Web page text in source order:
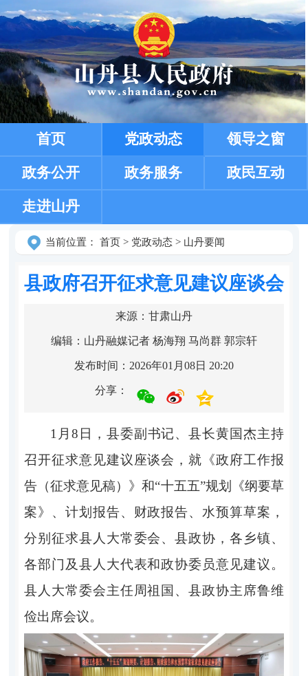
首页 党政动态 领导之窗
政务公开 政务服务 政民互动
走进山丹
当前位置： 首页> 党政动态> 山丹要闻
县政府召开征求意见建议座谈会
来源：甘肃山丹
编辑：山丹融媒记者 杨海翔 马尚群 郭宗轩
发布时间：2026年01月08日 20:20
分享：
1月8日，县委副书记、县长黄国杰主持
召开征求意见建议座谈会，就《政府工作报
告（征求意见稿）》和“十五五”规划《纲要草
案》、计划报告、财政报告、水预算草案，
分别征求县人大常委会、县政协，各乡镇、
各部门及县人大代表和政协委员意见建议。
县人大常委会主任周祖国、县政协主席鲁维
俭出席会议。